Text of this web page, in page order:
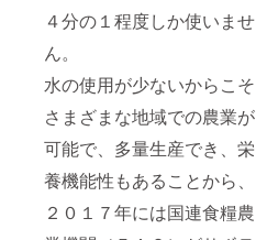
４分の１程度しか使いませ
ん。
水の使用が少ないからこそ
さまざまな地域での農業が
可能で、多量生産でき、栄
養機能性もあることから、
２０１７年には国連食糧農